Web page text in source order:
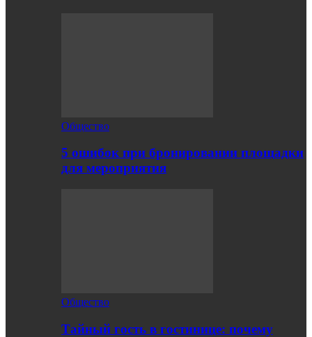
Общество
5 ошибок при бронировании площадки
для мероприятия
Общество
Тайный гость в гостинице: почему